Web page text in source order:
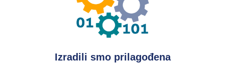
Izradili smo prilagođena